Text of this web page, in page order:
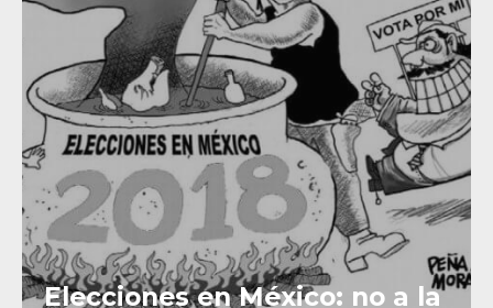
Elecciones en México: no a la